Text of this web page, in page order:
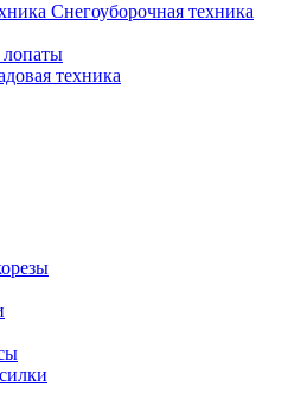
Снегоуборочная техника
техника